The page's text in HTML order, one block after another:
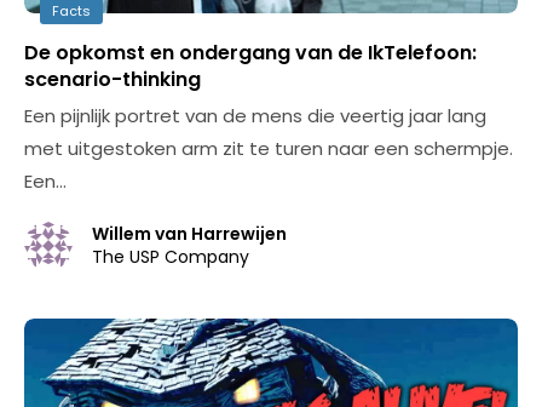
Facts
De opkomst en ondergang van de IkTelefoon:
scenario-thinking
Een pijnlijk portret van de mens die veertig jaar lang
met uitgestoken arm zit te turen naar een schermpje.
Een…
Willem van Harrewijen
The USP Company